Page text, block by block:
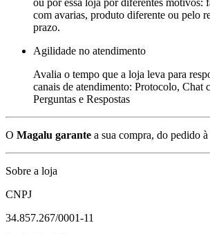
com avarias, produto diferente ou pelo
prazo.
Agilidade no atendimento
Avalia o tempo que a loja leva para
canais de atendimento: Protocolo, Chat
Perguntas e Respostas
O Magalu garante a sua compra, do pedido à
Sobre a loja
CNPJ
34.857.267/0001-11